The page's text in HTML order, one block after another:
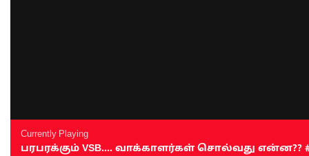
Currently Playing
பரபரக்கும் VSB.... வாக்காளர்கள் சொல்வது என்ன??